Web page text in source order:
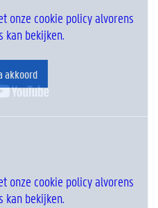
onze cookie policy alvorens
kan bekijken.
akkoord
onze cookie policy alvorens
kan bekijken.